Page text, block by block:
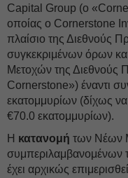
Capital Group (ο
οποίας ο Cornerstone
πλαίσιο της Διεθνούς
συγκεκριμένων όρων
Μετοχών της Διεθνούς
Cornerstone») έναντι
εκατομμυρίων (δίχως
€70.0 εκατομμυρίων).
Η κατανομή των Νέων
έχει αρχικώς